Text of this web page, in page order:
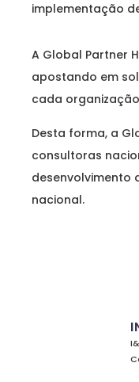
implementação
A Global Partner
apostando em
cada
Desta forma, a
consultoras
desenvolvimento
nacional.